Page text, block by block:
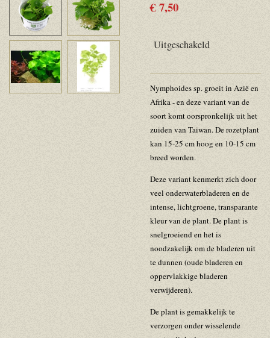
€ 7,50
Uitgeschakeld
Nymphoides sp. groeit in Azië en
Afrika - en deze variant van de
soort komt oorspronkelijk uit het
zuiden van Taiwan. De rozetplant
kan 15-25 cm hoog en 10-15 cm
breed worden.
Deze variant kenmerkt zich door
veel onderwaterbladeren en de
intense, lichtgroene, transparante
kleur van de plant. De plant is
snelgroeiend en het is
noodzakelijk om de bladeren uit
te dunnen (oude bladeren en
oppervlakkige bladeren
verwijderen).
De plant is gemakkelijk te
verzorgen onder wisselende